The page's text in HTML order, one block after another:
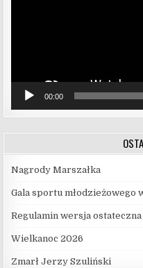
00:00
Nagrody Marszałka
Gala sportu młodzieżowego
Regulamin wersja
Wielkanoc 2026
Zmarł Jerzy Szuliński